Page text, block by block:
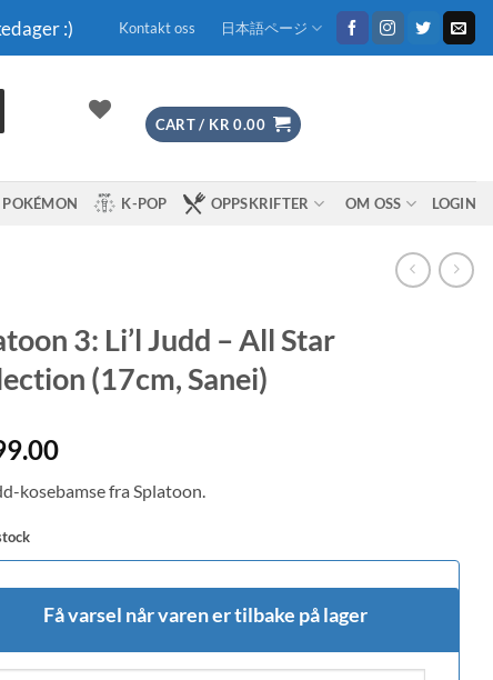
:) Kontakt oss 日本語ページ
CART / KR 0.00
POKÉMON K-POP OPPSKRIFTER OM OSS LOGIN
3: Li’l Judd – All Star
(17cm, Sanei)
kosebamse fra Splatoon.
Få varsel når varen er tilbake på lager